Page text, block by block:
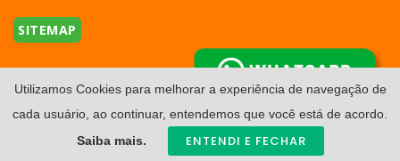
SITEMAP
WHATSAPP
Utilizamos Cookies para melhorar a experiência de navegação de
cada usuário, ao continuar, entendemos que você está de acordo.
Saiba mais.
ENTENDI E FECHAR